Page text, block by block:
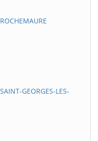
GEORGES-LES-